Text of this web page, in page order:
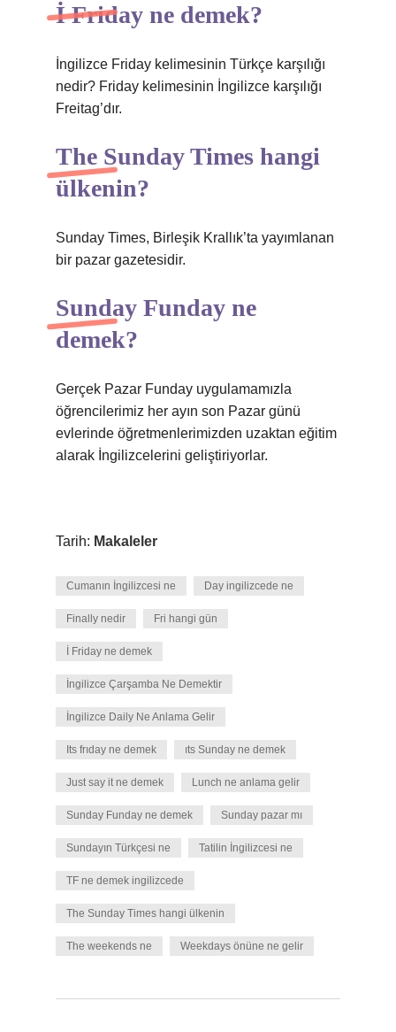
İ Friday ne demek?
İngilizce Friday kelimesinin Türkçe karşılığı
nedir? Friday kelimesinin İngilizce karşılığı
Freitag’dır.
The Sunday Times hangi
ülkenin?
Sunday Times, Birleşik Krallık’ta yayımlanan
bir pazar gazetesidir.
Sunday Funday ne
demek?
Gerçek Pazar Funday uygulamamızla
öğrencilerimiz her ayın son Pazar günü
evlerinde öğretmenlerimizden uzaktan eğitim
alarak İngilizcelerini geliştiriyorlar.
Tarih: Makaleler
Cumanın İngilizcesi ne Day ingilizcede ne
Finally nedir Fri hangi gün
İ Friday ne demek
İngilizce Çarşamba Ne Demektir
İngilizce Daily Ne Anlama Gelir
Its frıday ne demek ıts Sunday ne demek
Just say it ne demek Lunch ne anlama gelir
Sunday Funday ne demek Sunday pazar mı
Sundayın Türkçesi ne Tatilin İngilizcesi ne
TF ne demek ingilizcede
The Sunday Times hangi ülkenin
The weekends ne Weekdays önüne ne gelir